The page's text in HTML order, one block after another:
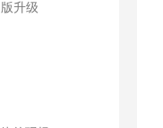
升级